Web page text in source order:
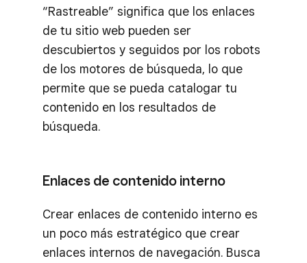
“Rastreable” significa que los enlaces
de tu sitio web pueden ser
descubiertos y seguidos por los robots
de los motores de búsqueda, lo que
permite que se pueda catalogar tu
contenido en los resultados de
búsqueda.
Enlaces de contenido interno
Crear enlaces de contenido interno es
un poco más estratégico que crear
enlaces internos de navegación. Busca